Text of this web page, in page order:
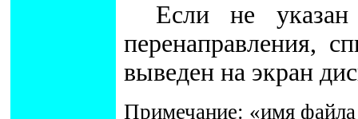
Если не
перенаправления,
выведен на экран
Примечание: «имя